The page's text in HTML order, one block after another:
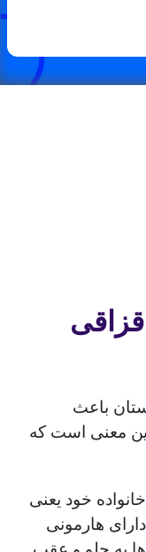
باعث
معنی است که
خود یعنی
هارمونی